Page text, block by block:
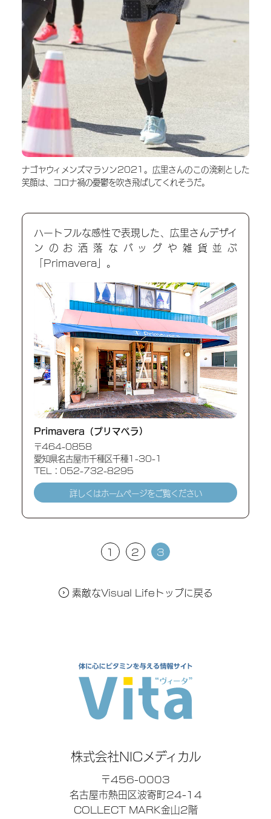
ナゴヤウィメンズマラソン2021。広里さんのこの溌剌とした
笑顔は、コロナ禍の憂鬱を吹き飛ばしてくれそうだ。
ハートフルな感性で表現した、広里さんデザイ
ンのお洒落なバッグや雑貨並ぶ
「Primavera」。
Primavera（プリマベラ）
〒464-0858
愛知県名古屋市千種区千種1-30-1
TEL：052-732-8295
詳しくはホームページをご覧ください
1 2 3
素敵なVisual Lifeトップに戻る
株式会社NICメディカル
〒456-0003
名古屋市熱田区波寄町24-14
COLLECT MARK金山2階